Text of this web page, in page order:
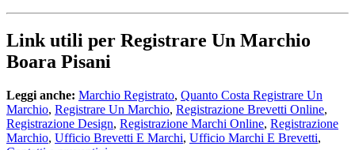
Link utili per Registrare Un Marchio
Boara Pisani
Leggi anche: Marchio Registrato, Quanto Costa Registrare Un
Marchio, Registrare Un Marchio, Registrazione Brevetti Online,
Registrazione Design, Registrazione Marchi Online, Registrazione
Marchio, Ufficio Brevetti E Marchi, Ufficio Marchi E Brevetti,